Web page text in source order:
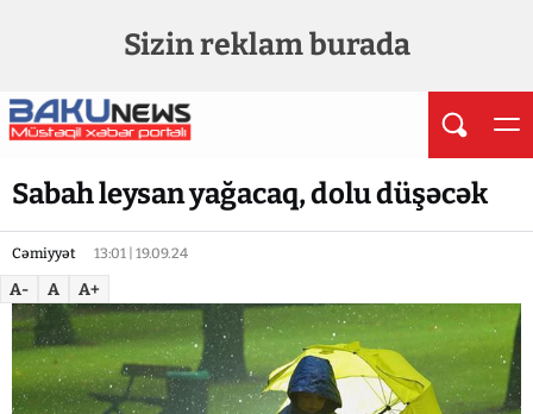
Sizin reklam burada
Sabah leysan yağacaq, dolu düşəcək
Cəmiyyət 13:01 | 19.09.24
A- A A+